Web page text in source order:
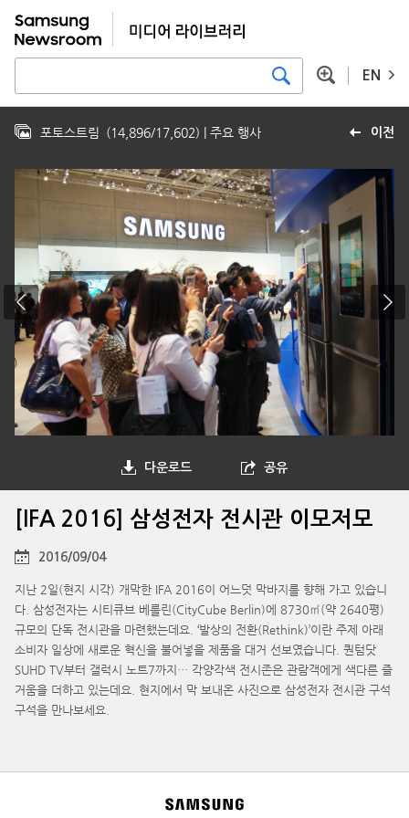
EN
이전
포토스트림 (14,896/17,602) | 주요 행사
다운로드 공유
[IFA 2016] 삼성전자 전시관 이모저모
2016/09/04
지난 2일(현지 시각) 개막한 IFA 2016이 어느덧 막바지를 향해 가고 있습니
다. 삼성전자는 시티큐브 베를린(CityCube Berlin)에 8730㎡(약 2640평)
규모의 단독 전시관을 마련했는데요. ‘발상의 전환(Rethink)’이란 주제 아래
소비자 일상에 새로운 혁신을 불어넣을 제품을 대거 선보였습니다. 퀀텀닷
SUHD TV부터 갤럭시 노트7까지… 각양각색 전시존은 관람객에게 색다른 즐
거움을 더하고 있는데요. 현지에서 막 보내온 사진으로 삼성전자 전시관 구석
구석을 만나보세요.